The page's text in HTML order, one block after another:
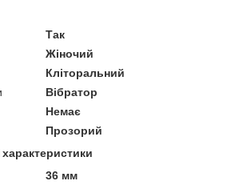
Так
Жіночий
Кліторальний
Вібратор
Немає
Прозорий
36 мм